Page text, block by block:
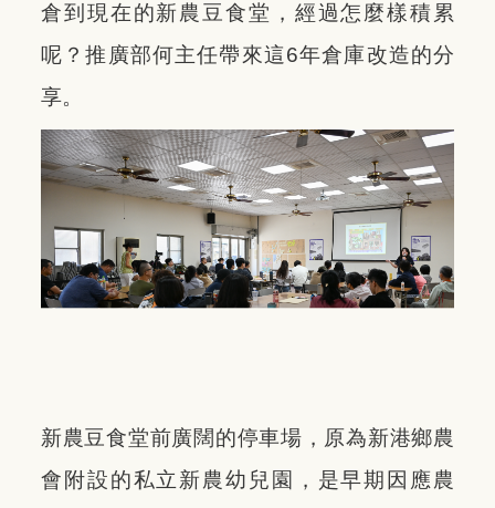
倉到現在的新農豆食堂，經過怎麼樣積累
呢？推廣部何主任帶來這6年倉庫改造的分
享。
新農豆食堂前廣闊的停車場，原為新港鄉農
會附設的私立新農幼兒園，是早期因應農